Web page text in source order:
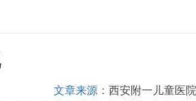
文章来源： 西安附一儿童医院